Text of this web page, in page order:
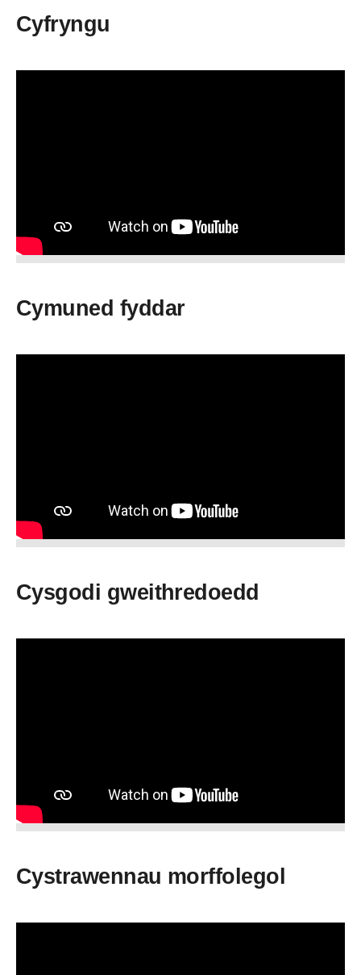
Cyfryngu
Cymuned fyddar
Cysgodi gweithredoedd
Cystrawennau morffolegol